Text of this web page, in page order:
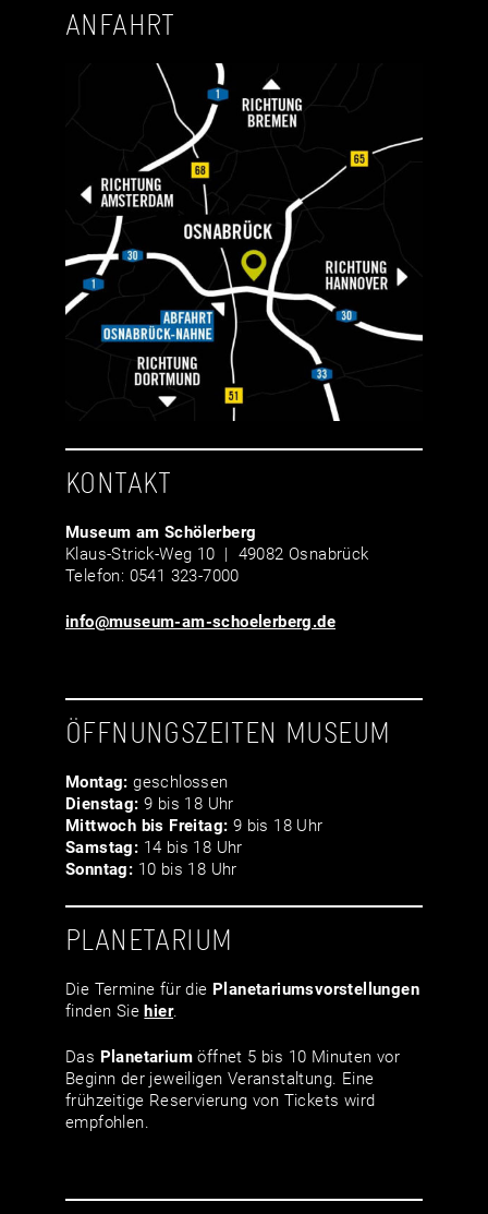
ANFAHRT
KONTAKT
Museum am Schölerberg
Klaus-Strick-Weg 10 | 49082 Osnabrück
Telefon: 0541 323-7000
info@museum-am-schoelerberg.de
ÖFFNUNGSZEITEN MUSEUM
Montag: geschlossen
Dienstag: 9 bis 18 Uhr
Mittwoch bis Freitag: 9 bis 18 Uhr
Samstag: 14 bis 18 Uhr
Sonntag: 10 bis 18 Uhr
PLANETARIUM
Die Termine für die Planetariumsvor­stellungen
finden Siehier.
Das Planetarium öffnet 5 bis 10 Minuten vor
Beginn der jeweiligen Veranstaltung. Eine
frühzeitige Reservierung von Tickets wird
empfohlen.